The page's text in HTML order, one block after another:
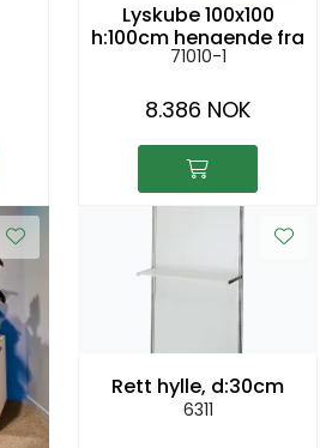
Lyskube 100x100
h:100cm hengende fra
tak
71010-1
8.386 NOK
Rett hylle, d:30cm
6311